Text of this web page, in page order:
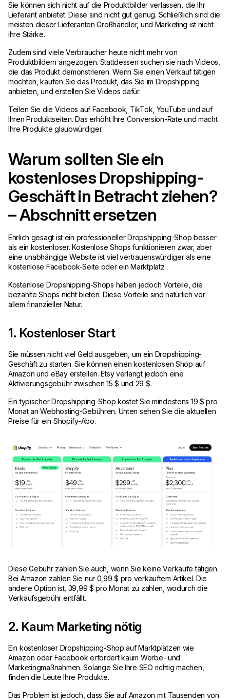
Sie können sich nicht auf die Produktbilder verlassen, die Ihr
Lieferant anbietet. Diese sind nicht gut genug. Schließlich sind die
meisten dieser Lieferanten Großhändler, und Marketing ist nicht
ihre Stärke.
Zudem sind viele Verbraucher heute nicht mehr von
Produktbildern angezogen. Stattdessen suchen sie nach Videos,
die das Produkt demonstrieren. Wenn Sie einen Verkauf tätigen
möchten, kaufen Sie das Produkt, das Sie im Dropshipping
anbieten, und erstellen Sie Videos dafür.
Teilen Sie die Videos auf Facebook, TikTok, YouTube und auf
Ihren Produktseiten. Das erhöht Ihre Conversion-Rate und macht
Ihre Produkte glaubwürdiger.
Warum sollten Sie ein
kostenloses Dropshipping-
Geschäft in Betracht ziehen?
– Abschnitt ersetzen
Ehrlich gesagt ist ein professioneller Dropshipping-Shop besser
als ein kostenloser. Kostenlose Shops funktionieren zwar, aber
eine unabhängige Website ist viel vertrauenswürdiger als eine
kostenlose Facebook-Seite oder ein Marktplatz.
Kostenlose Dropshipping-Shops haben jedoch Vorteile, die
bezahlte Shops nicht bieten. Diese Vorteile sind natürlich vor
allem finanzieller Natur.
1. Kostenloser Start
Sie müssen nicht viel Geld ausgeben, um ein Dropshipping-
Geschäft zu starten. Sie können einen kostenlosen Shop auf
Amazon und eBay erstellen. Etsy verlangt jedoch eine
Aktivierungsgebühr zwischen 15 $ und 29 $.
Ein typischer Dropshipping-Shop kostet Sie mindestens 19 $ pro
Monat an Webhosting-Gebühren. Unten sehen Sie die aktuellen
Preise für ein Shopify-Abo.
Diese Gebühr zahlen Sie auch, wenn Sie keine Verkäufe tätigen.
Bei Amazon zahlen Sie nur 0,99 $ pro verkauftem Artikel. Die
andere Option ist, 39,99 $ pro Monat zu zahlen, wodurch die
Verkaufsgebühr entfällt.
2. Kaum Marketing nötig
Ein kostenloser Dropshipping-Shop auf Marktplätzen wie
Amazon oder Facebook erfordert kaum Werbe- und
Marketingmaßnahmen. Solange Sie Ihre SEO richtig machen,
finden die Leute Ihre Produkte.
Das Problem ist jedoch, dass Sie auf Amazon mit Tausenden von